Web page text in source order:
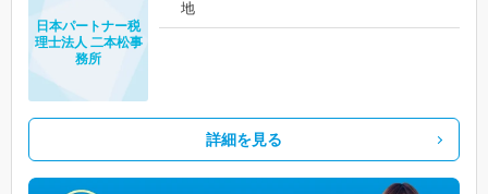
地
日本パートナー税
理士法人 二本松事
務所
詳細を見る